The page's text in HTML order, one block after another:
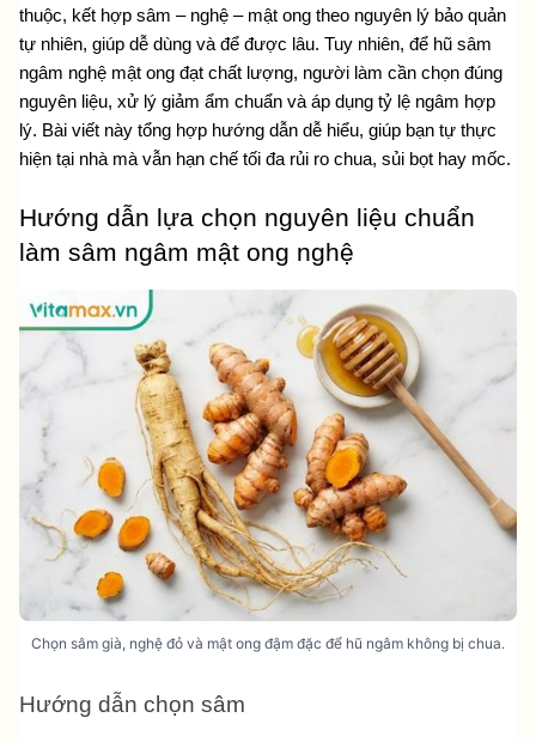
thuộc, kết hợp sâm – nghệ – mật ong theo nguyên lý bảo quản
tự nhiên, giúp dễ dùng và để được lâu. Tuy nhiên, để hũ sâm
ngâm nghệ mật ong đạt chất lượng, người làm cần chọn đúng
nguyên liệu, xử lý giảm ẩm chuẩn và áp dụng tỷ lệ ngâm hợp
lý. Bài viết này tổng hợp hướng dẫn dễ hiểu, giúp bạn tự thực
hiện tại nhà mà vẫn hạn chế tối đa rủi ro chua, sủi bọt hay mốc.
Hướng dẫn lựa chọn nguyên liệu chuẩn
làm sâm ngâm mật ong nghệ
Chọn sâm già, nghệ đỏ và mật ong đậm đặc để hũ ngâm không bị chua.
Hướng dẫn chọn sâm